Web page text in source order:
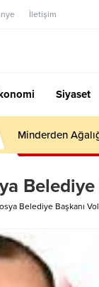
İletişim
Siyaset
Minderden
Belediye Başkanı